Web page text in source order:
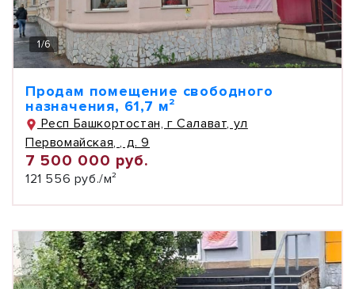
1/6
Продам помещение свободного
назначения, 61,7 м²
Респ Башкортостан, г Салават, ул
Первомайская, , д. 9
7 500 000 руб.
121 556 руб./м²